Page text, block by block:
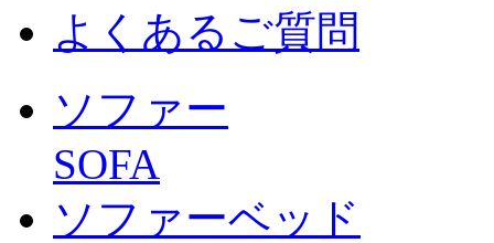
よくあるご質問
ソファー
SOFA
ソファーベッド